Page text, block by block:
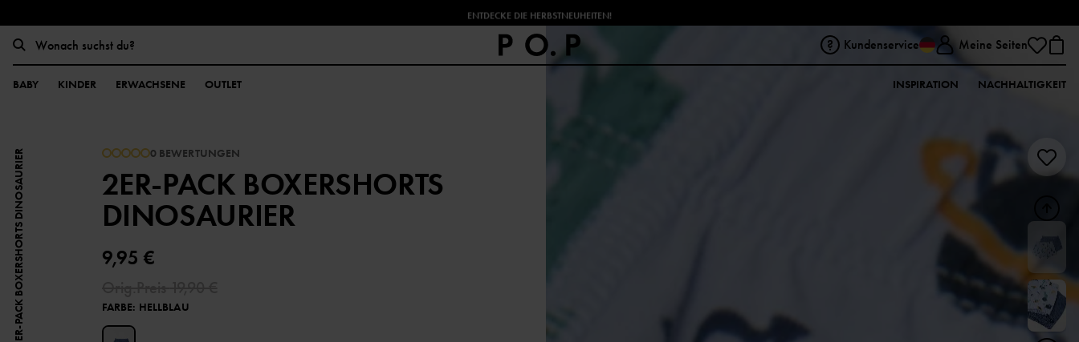
ENTDECKE DIE HERBSTNEUHEITEN!
Kundenservice Meine Seiten
BABY KINDER ERWACHSENE OUTLET INSPIRATION NACHHALTIGKEIT
2ER-PACK BOXERSHORTS DINOSAURIER 0 BEWERTUNGEN
2ER-PACK BOXERSHORTS
DINOSAURIER
9,95 €
FARBE: HELLBLAU